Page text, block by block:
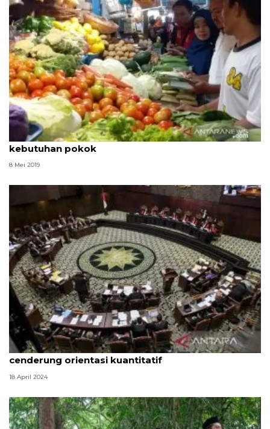
Satgas Pangan Jember cek stabilitas harga
kebutuhan pokok
8 Mei 2019
Pengamat: Putusan MK sengketa pemilu
cenderung orientasi kuantitatif
18 April 2024